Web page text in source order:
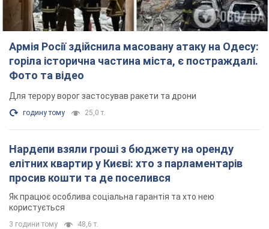
елітних квартир у Києві: хто з парламентарів
просив кошти та де поселився
Як працює особлива соціальна гарантія та хто нею
користується
3 години тому
Російська армія обстріляла дві сусідні
багатоповерхівки в Харкові: двоє загиблих,
більше 20 постраждалих
Ворог навмисно обстрілює житлові будинки
13 хвилин тому 2,5 т.